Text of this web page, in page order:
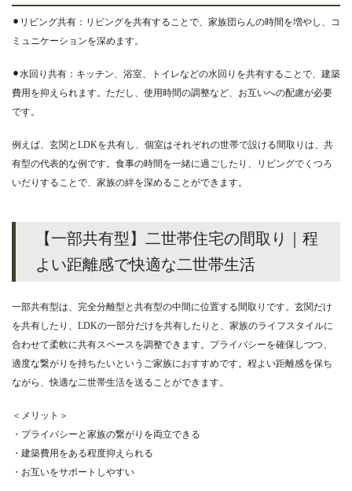
⚫︎リビング共有：リビングを共有することで、家族団らんの時間を増やし、コ
ミュニケーションを深めます。
⚫︎水回り共有：キッチン、浴室、トイレなどの水回りを共有することで、建築
費用を抑えられます。ただし、使用時間の調整など、お互いへの配慮が必要
です。
例えば、玄関とLDKを共有し、個室はそれぞれの世帯で設ける間取りは、共
有型の代表的な例です。食事の時間を一緒に過ごしたり、リビングでくつろ
いだりすることで、家族の絆を深めることができます。
【一部共有型】二世帯住宅の間取り｜程
よい距離感で快適な二世帯生活
一部共有型は、完全分離型と共有型の中間に位置する間取りです。玄関だけ
を共有したり、LDKの一部分だけを共有したりと、家族のライフスタイルに
合わせて柔軟に共有スペースを調整できます。プライバシーを確保しつつ、
適度な繋がりを持ちたいというご家族におすすめです。程よい距離感を保ち
ながら、快適な二世帯生活を送ることができます。
＜メリット＞
・プライバシーと家族の繋がりを両立できる
・建築費用をある程度抑えられる
・お互いをサポートしやすい